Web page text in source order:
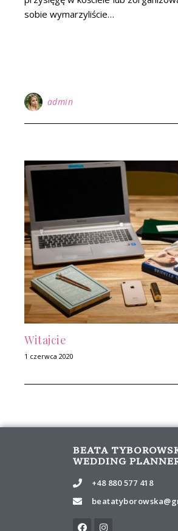
sobie wymarzyliście…
admin
Witajcie
1 czerwca 2020
BEATA
WEDDING
+48 880 577 418